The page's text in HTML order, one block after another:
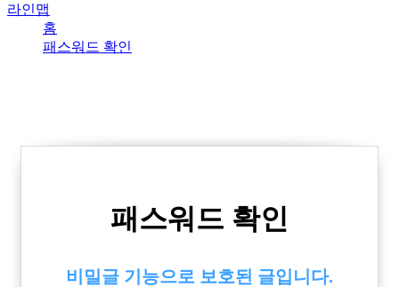
라인맵
홈
패스워드 확인
패스워드 확인
비밀글 기능으로 보호된 글입니다.